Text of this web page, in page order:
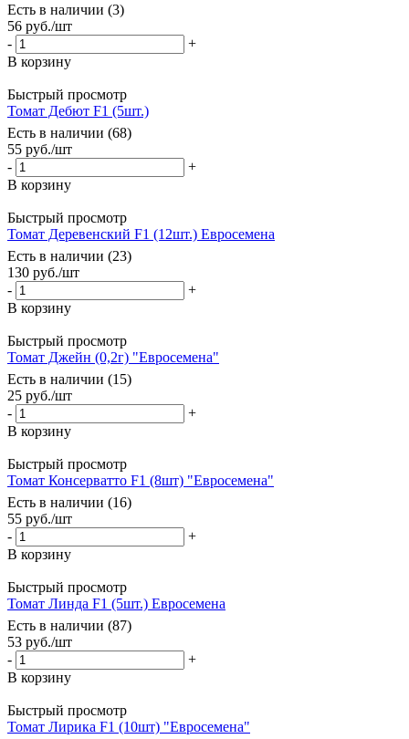
Есть в наличии (3)
56 руб./шт
-
+
В корзину
Быстрый просмотр
Томат Дебют F1 (5шт.)
Есть в наличии (68)
55 руб./шт
-
+
В корзину
Быстрый просмотр
Томат Деревенский F1 (12шт.) Евросемена
Есть в наличии (23)
130 руб./шт
-
+
В корзину
Быстрый просмотр
Томат Джейн (0,2г) "Евросемена"
Есть в наличии (15)
25 руб./шт
-
+
В корзину
Быстрый просмотр
Томат Консерватто F1 (8шт) "Евросемена"
Есть в наличии (16)
55 руб./шт
-
+
В корзину
Быстрый просмотр
Томат Линда F1 (5шт.) Евросемена
Есть в наличии (87)
53 руб./шт
-
+
В корзину
Быстрый просмотр
Томат Лирика F1 (10шт) "Евросемена"